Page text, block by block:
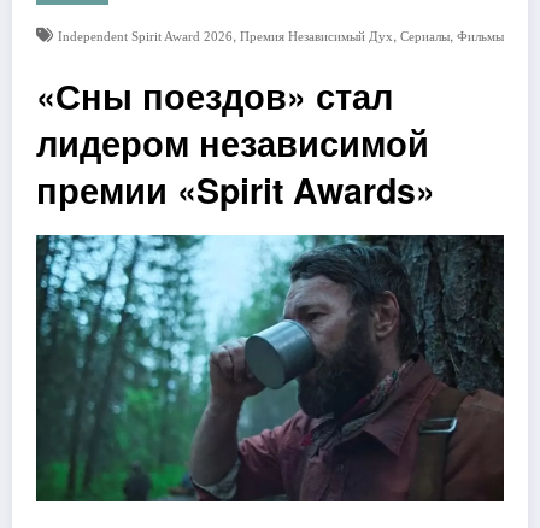
Independent Spirit Award 2026, Премия Независимый Дух, Сериалы, Фильмы
«Сны поездов» стал
лидером независимой
премии «Spirit Awards»